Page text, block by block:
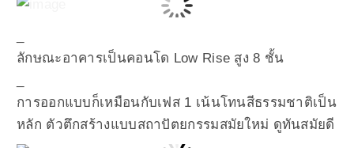
ลักษณะอาคารเป็นคอนโด Low Rise สูง 8 ชั้น
การออกแบบก็เหมือนกับเฟส 1 เน้นโทนสีธรรมชาติเป็น
หลัก ตัวตึกสร้างแบบสถาปัตยกรรมสมัยใหม่ ดูทันสมัยดี